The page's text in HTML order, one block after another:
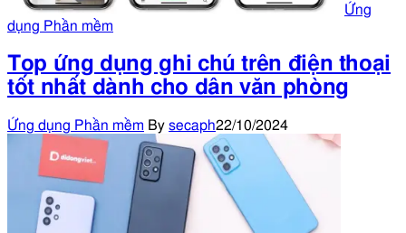
Ứng
dụng Phần mềm
Top ứng dụng ghi chú trên điện thoại
tốt nhất dành cho dân văn phòng
Ứng dụng Phần mềm By secaph22/10/2024